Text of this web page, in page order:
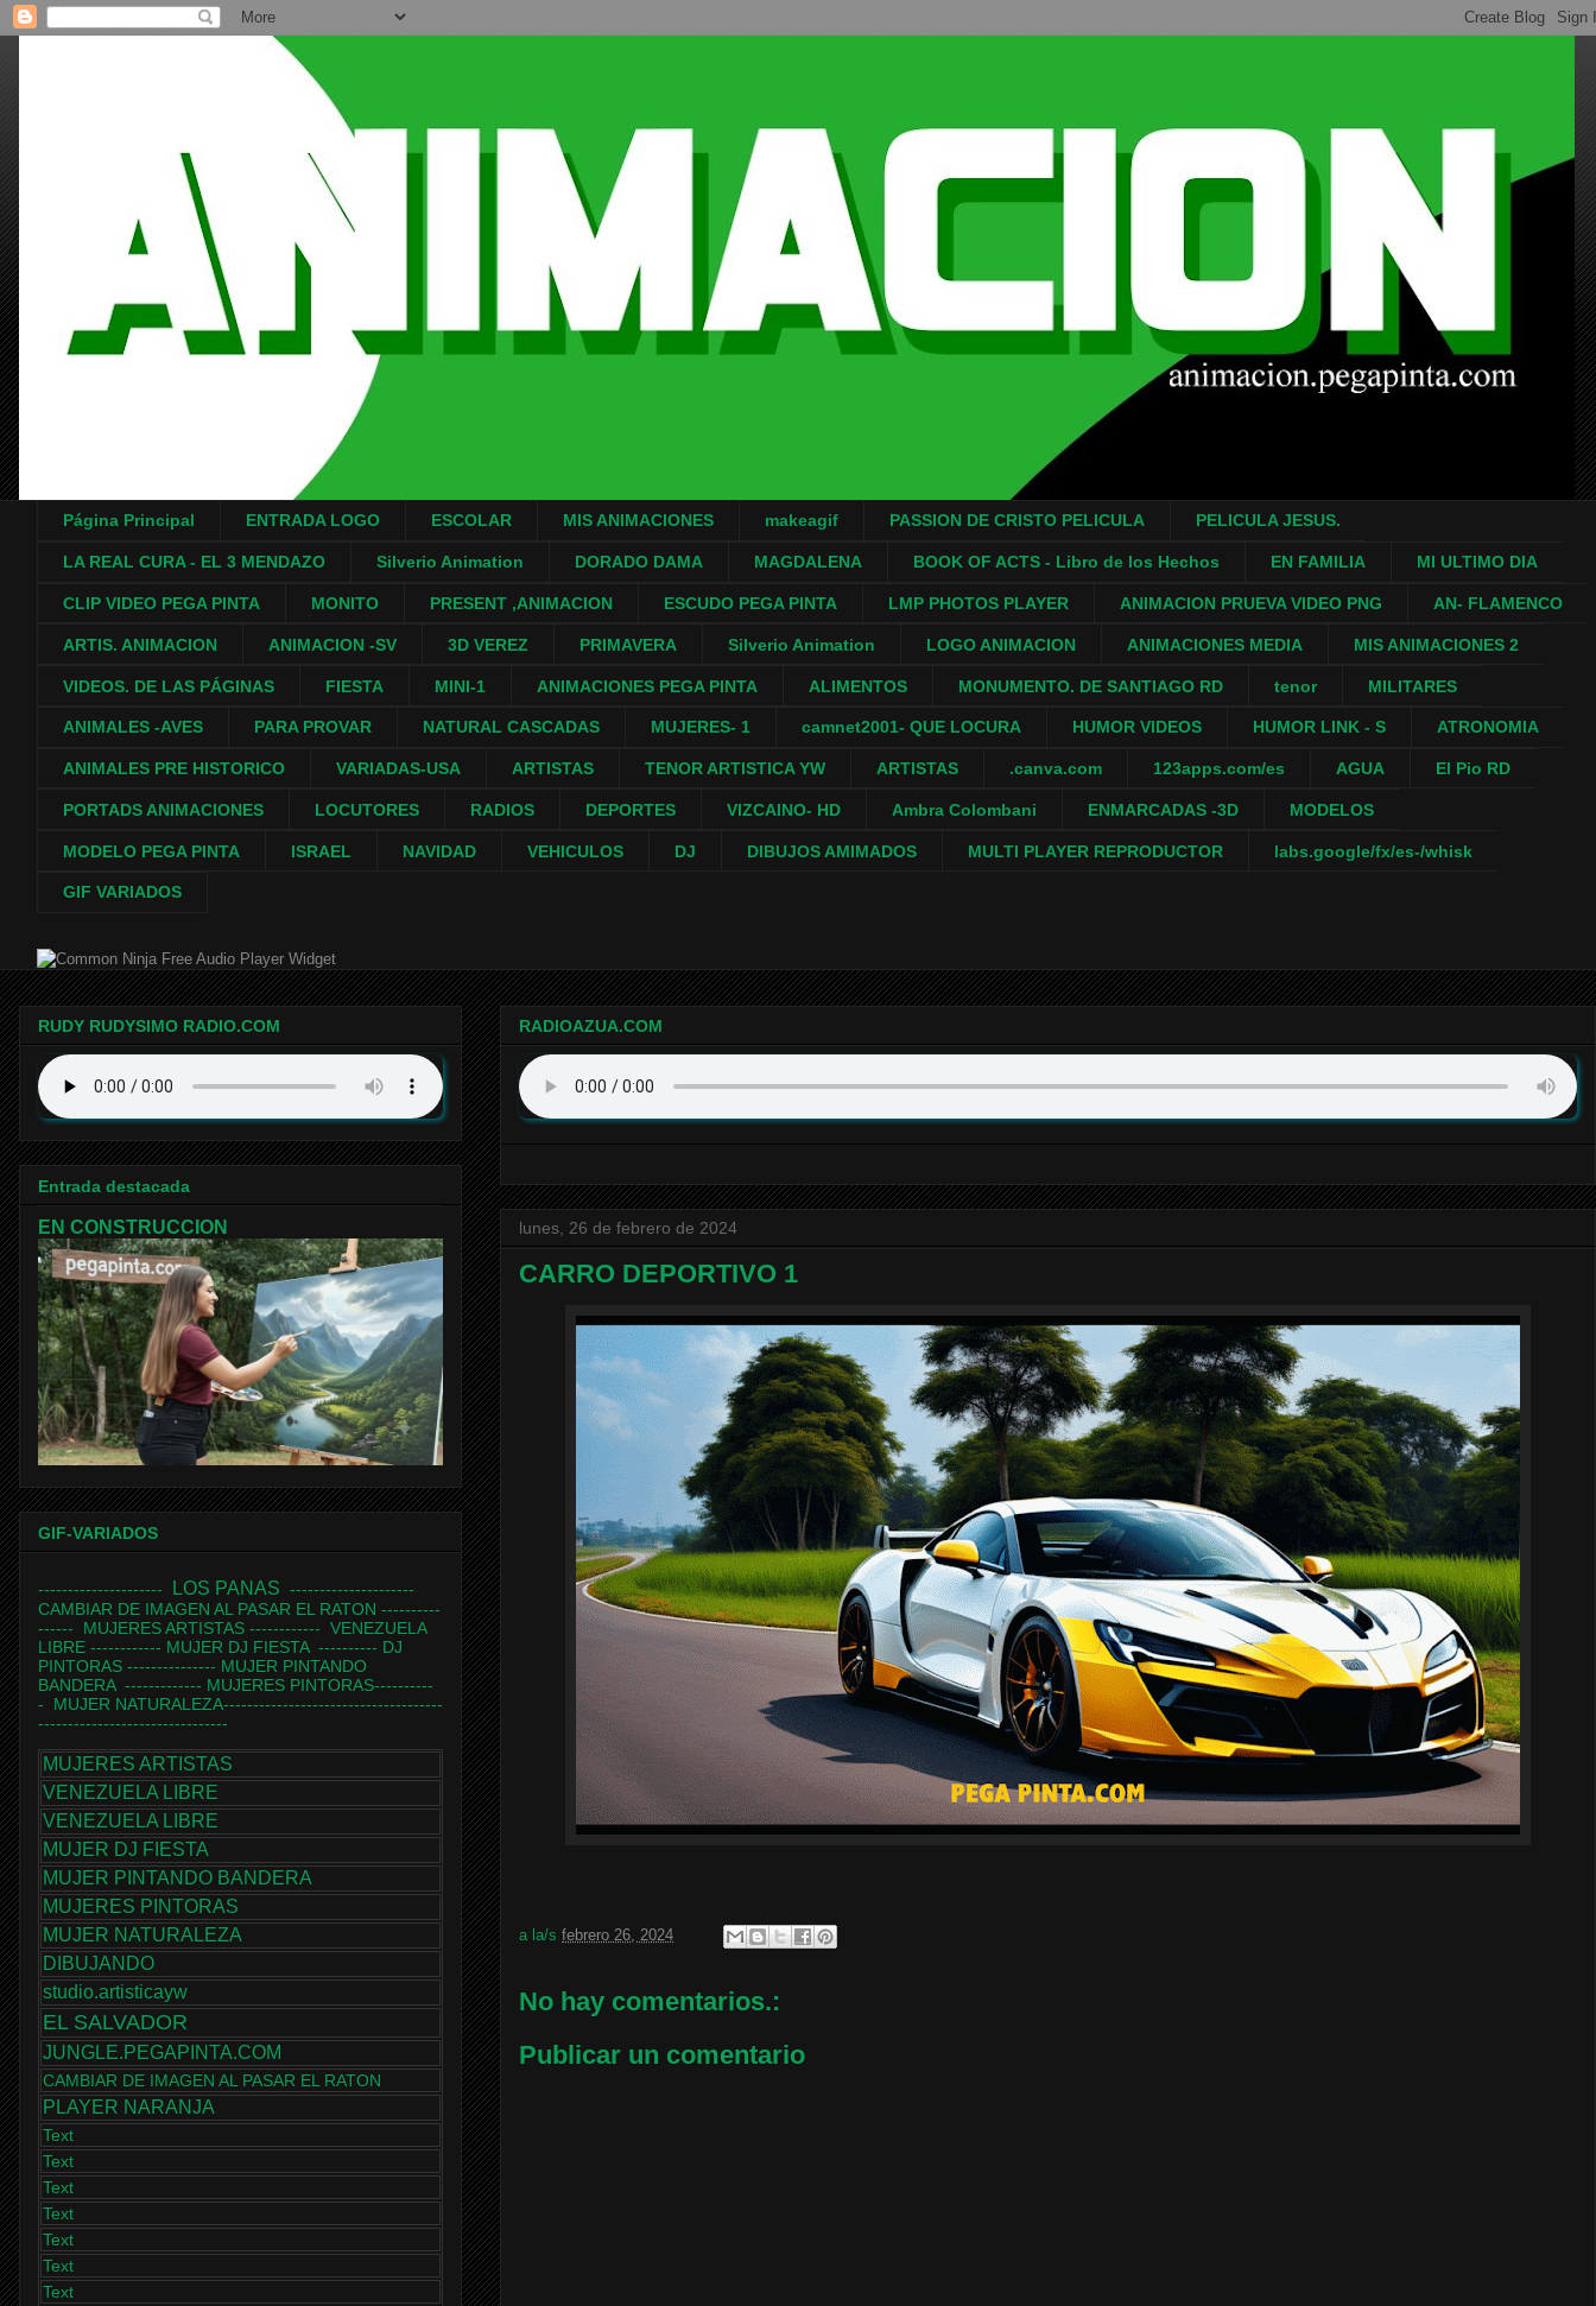
Página Principal ENTRADA LOGO ESCOLAR MIS ANIMACIONES makeagif PASSION DE CRISTO PELICULA PELICULA JESUS.
LA REAL CURA - EL 3 MENDAZO Silverio Animation DORADO DAMA MAGDALENA BOOK OF ACTS - Libro de los Hechos EN FAMILIA MI ULTIMO DIA
CLIP VIDEO PEGA PINTA MONITO PRESENT ,ANIMACION ESCUDO PEGA PINTA LMP PHOTOS PLAYER ANIMACION PRUEVA VIDEO PNG AN- FLAMENCO
ARTIS. ANIMACION ANIMACION -SV 3D VEREZ PRIMAVERA Silverio Animation LOGO ANIMACION ANIMACIONES MEDIA MIS ANIMACIONES 2
VIDEOS. DE LAS PÁGINAS FIESTA MINI-1 ANIMACIONES PEGA PINTA ALIMENTOS MONUMENTO. DE SANTIAGO RD tenor MILITARES
ANIMALES -AVES PARA PROVAR NATURAL CASCADAS MUJERES- 1 camnet2001- QUE LOCURA HUMOR VIDEOS HUMOR LINK - S ATRONOMIA
ANIMALES PRE HISTORICO VARIADAS-USA ARTISTAS TENOR ARTISTICA YW ARTISTAS .canva.com 123apps.com/es AGUA El Pio RD
PORTADS ANIMACIONES LOCUTORES RADIOS DEPORTES VIZCAINO- HD Ambra Colombani ENMARCADAS -3D MODELOS
MODELO PEGA PINTA ISRAEL NAVIDAD VEHICULOS DJ DIBUJOS AMIMADOS MULTI PLAYER REPRODUCTOR labs.google/fx/es-/whisk
GIF VARIADOS
Free Audio Player Widget
RADIOAZUA.COM
lunes, 26 de febrero de 2024
CARRO DEPORTIVO 1
a la/s febrero 26, 2024
No hay comentarios.:
Publicar un comentario
RUDY RUDYSIMO RADIO.COM
Entrada destacada
EN CONSTRUCCION
GIF-VARIADOS
--------------------- LOS PANAS ---------------------
CAMBIAR DE IMAGEN AL PASAR EL RATON ----------
------ MUJERES ARTISTAS ------------ VENEZUELA
LIBRE ------------ MUJER DJ FIESTA---------- DJ
PINTORAS --------------- MUJER PINTANDO
BANDERA------------- MUJERES PINTORAS----------
- MUJER NATURALEZA-------------------------------------
--------------------------------
MUJERES ARTISTAS
VENEZUELA LIBRE
VENEZUELA LIBRE
MUJER DJ FIESTA
MUJER PINTANDO BANDERA
MUJERES PINTORAS
MUJER NATURALEZA
DIBUJANDO
studio.artisticayw
EL SALVADOR
JUNGLE.PEGAPINTA.COM
CAMBIAR DE IMAGEN AL PASAR EL RATON
PLAYER NARANJA
Text
Text
Text
Text
Text
Text
Text